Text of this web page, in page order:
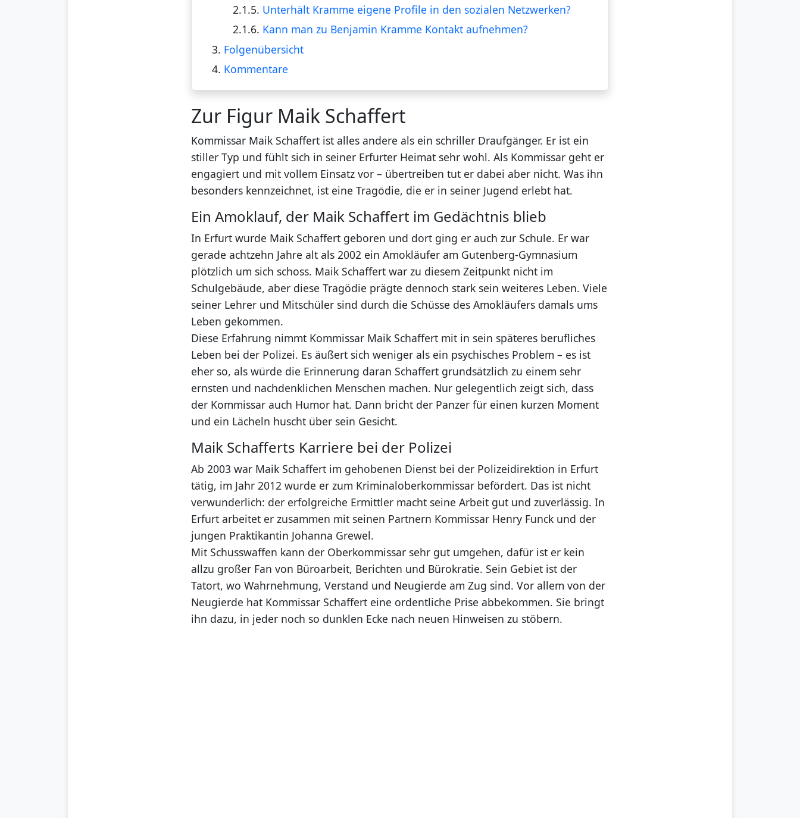
2.1.5. Unterhält Kramme eigene Profile in den sozialen Netzwerken?
2.1.6. Kann man zu Benjamin Kramme Kontakt aufnehmen?
3. Folgenübersicht
4. Kommentare
Zur Figur Maik Schaffert
Kommissar Maik Schaffert ist alles andere als ein schriller Draufgänger. Er ist ein
stiller Typ und fühlt sich in seiner Erfurter Heimat sehr wohl. Als Kommissar geht er
engagiert und mit vollem Einsatz vor – übertreiben tut er dabei aber nicht. Was ihn
besonders kennzeichnet, ist eine Tragödie, die er in seiner Jugend erlebt hat.
Ein Amoklauf, der Maik Schaffert im Gedächtnis blieb
In Erfurt wurde Maik Schaffert geboren und dort ging er auch zur Schule. Er war
gerade achtzehn Jahre alt als 2002 ein Amokläufer am Gutenberg-Gymnasium
plötzlich um sich schoss. Maik Schaffert war zu diesem Zeitpunkt nicht im
Schulgebäude, aber diese Tragödie prägte dennoch stark sein weiteres Leben. Viele
seiner Lehrer und Mitschüler sind durch die Schüsse des Amokläufers damals ums
Leben gekommen.
Diese Erfahrung nimmt Kommissar Maik Schaffert mit in sein späteres berufliches
Leben bei der Polizei. Es äußert sich weniger als ein psychisches Problem – es ist
eher so, als würde die Erinnerung daran Schaffert grundsätzlich zu einem sehr
ernsten und nachdenklichen Menschen machen. Nur gelegentlich zeigt sich, dass
der Kommissar auch Humor hat. Dann bricht der Panzer für einen kurzen Moment
und ein Lächeln huscht über sein Gesicht.
Maik Schafferts Karriere bei der Polizei
Ab 2003 war Maik Schaffert im gehobenen Dienst bei der Polizeidirektion in Erfurt
tätig, im Jahr 2012 wurde er zum Kriminaloberkommissar befördert. Das ist nicht
verwunderlich: der erfolgreiche Ermittler macht seine Arbeit gut und zuverlässig. In
Erfurt arbeitet er zusammen mit seinen Partnern Kommissar Henry Funck und der
jungen Praktikantin Johanna Grewel.
Mit Schusswaffen kann der Oberkommissar sehr gut umgehen, dafür ist er kein
allzu großer Fan von Büroarbeit, Berichten und Bürokratie. Sein Gebiet ist der
Tatort, wo Wahrnehmung, Verstand und Neugierde am Zug sind. Vor allem von der
Neugierde hat Kommissar Schaffert eine ordentliche Prise abbekommen. Sie bringt
ihn dazu, in jeder noch so dunklen Ecke nach neuen Hinweisen zu stöbern.